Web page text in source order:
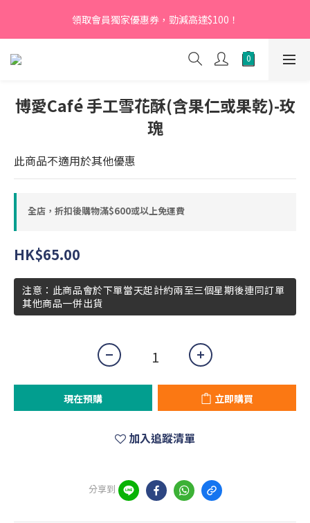
【新會員】即日起至2026月12月31日，首次下單輸入優惠碼
「NEW95」即可享95折
領取會員獨家優惠券，勁減高達$100！
【新會員】即日起至2026月12月31日，首次下單輸入優惠碼
「NEW95」即可享95折
博愛Café 手工雪花酥(含果仁或果乾)-玫
瑰
此商品不適用於其他優惠
全店，折扣後購物滿$600或以上免運費
HK$65.00
注意：此商品會於下單當天起計約兩至三個星期後連同訂單
其他商品一併出貨
現在預購 立即購買
加入追蹤清單
分享到